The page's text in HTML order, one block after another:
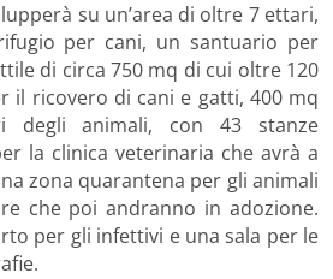
su un’area di oltre 7 ettari,
per cani, un santuario per
di circa 750 mq di cui oltre 120
il ricovero di cani e gatti, 400 mq
degli animali, con 43 stanze
la clinica veterinaria che avrà a
zona quarantena per gli animali
che poi andranno in adozione.
per gli infettivi e una sala per le